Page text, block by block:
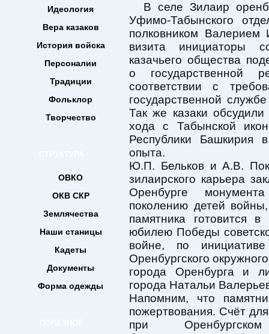
Идеология
Вера казаков
История войска
Персоналии
Традиции
Фольклор
Творчество
ОВКО
ОКВ СКР
Землячества
Наши станицы
Кадеты
Документы
Форма одежды
В селе Зилаир
Уфимо-Табынского
полковником Валерием
визита инициаторы
казачьего общества
о государственной
соответствии с
государственной
Так же казаки обсудили
хода с Табынской
Республики Башкирия
опыта.
Ю.П. Бельков и А.В.
зилаирского карьера
Оренбурге
поколению детей
памятника готовится
юбилею Победы
войне, по инициативе
Оренбургского
города Оренбурга и
города Натальи
Напомним, что
пожертвования. Счёт
при